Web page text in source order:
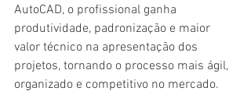
AutoCAD, o profissional ganha
produtividade, padronização e maior
valor técnico na apresentação dos
projetos, tornando o processo mais ágil,
organizado e competitivo no mercado.